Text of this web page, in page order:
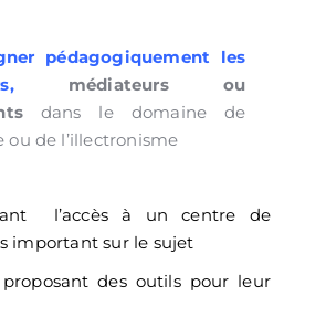
pédagogiquement les
médiateurs ou
dans le domaine de
ou de l’illectronisme
l’accès à un centre de
important sur le sujet
des outils pour leur